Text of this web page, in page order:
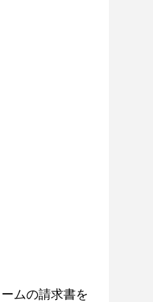
ムの請求書を